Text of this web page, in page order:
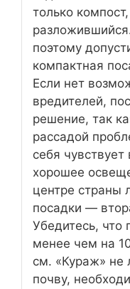
только
поэтому
компактная
Если нет
вредителей,
решение, так
рассадой
себя
хорошее
центре страны
посадки —
Убедитесь, что
менее чем на
см. «Кураж» не
почву,